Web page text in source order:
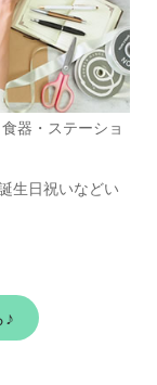
器・ステーショ
生日祝いなどい
♪